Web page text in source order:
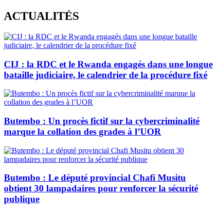
Skip
to
content
ACTUALITÉS
CIJ : la RDC et le Rwanda engagés dans une longue
bataille judiciaire, le calendrier de la procédure fixé
Butembo : Un procès fictif sur la cybercriminalité
marque la collation des grades à l’UOR
Butembo : Le député provincial Chafi Musitu
obtient 30 lampadaires pour renforcer la sécurité
publique